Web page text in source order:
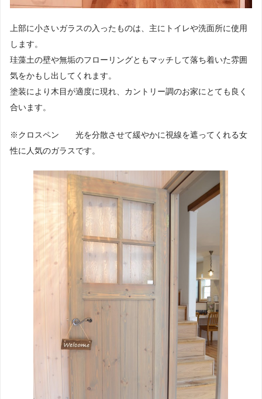
上部に小さいガラスの入ったものは、主にトイレや洗面所に使用
します。
珪藻土の壁や無垢のフローリングともマッチして落ち着いた雰囲
気をかもし出してくれます。
塗装により木目が適度に現れ、カントリー調のお家にとても良く
合います。
※クロスペン 光を分散させて緩やかに視線を遮ってくれる女
性に人気のガラスです。